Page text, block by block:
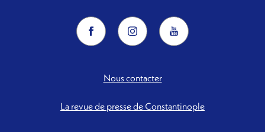
Nous contacter
La revue de presse de Constantinople